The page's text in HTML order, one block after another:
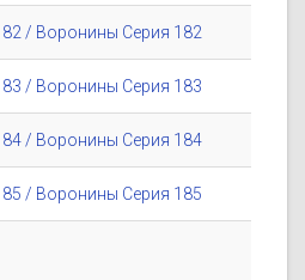
/ Воронины Серия 182
/ Воронины Серия 183
/ Воронины Серия 184
/ Воронины Серия 185